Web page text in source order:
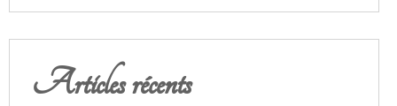
Articles récents